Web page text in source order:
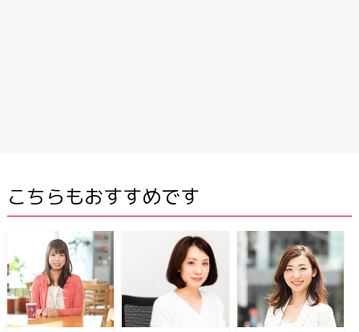
こちらもおすすめです